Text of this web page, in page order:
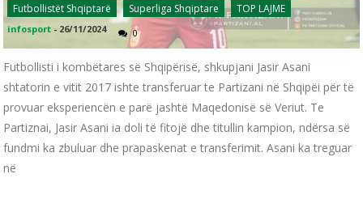
Futbollistët Shqiptarë
Superliga Shqiptare TOP LAJME
infosport - 26/11/2024 0
Futbollisti i kombëtares së Shqipërisë, shkupjani Jasir Asani
shtatorin e vitit 2017 ishte transferuar te Partizani në Shqipëi për të
provuar eksperiencën e parë jashtë Maqedonisë së Veriut. Te
Partiznai, Jasir Asani ia doli të fitojë dhe titullin kampion, ndërsa së
fundmi ka zbuluar dhe prapaskenat e transferimit. Asani ka treguar
në